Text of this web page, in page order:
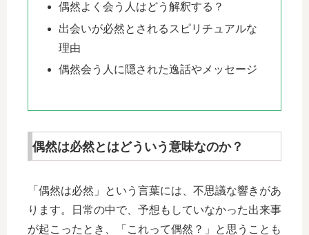
偶然よく会う人はどう解釈する？
出会いが必然とされるスピリチュアルな
理由
偶然会う人に隠された逸話やメッセージ
偶然は必然とはどういう意味なのか？
「偶然は必然」という言葉には、不思議な響きがあ
ります。日常の中で、予想もしていなかった出来事
が起こったとき、「これって偶然？」と思うことも